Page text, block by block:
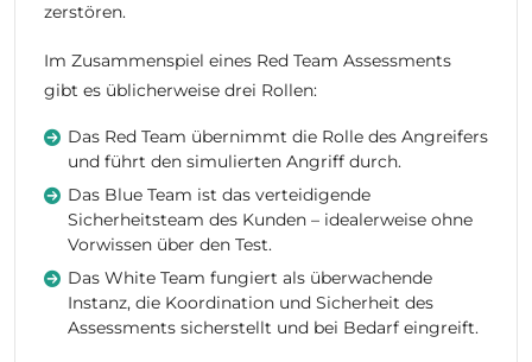
zerstören.
Im Zusammenspiel eines Red Team Assessments
gibt es üblicherweise drei Rollen:
Das Red Team übernimmt die Rolle des Angreifers
und führt den simulierten Angriff durch.
Das Blue Team ist das verteidigende
Sicherheitsteam des Kunden – idealerweise ohne
Vorwissen über den Test.
Das White Team fungiert als überwachende
Instanz, die Koordination und Sicherheit des
Assessments sicherstellt und bei Bedarf eingreift.